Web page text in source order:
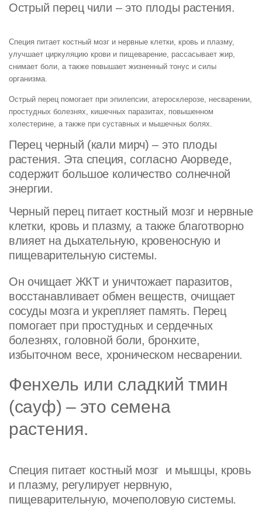
Острый перец чили – это плоды растения.
Специя питает костный мозг и нервные клетки, кровь и плазму,
улучшает циркуляцию крови и пищеварение, рассасывает жир,
снимает боли, а также повышает жизненный тонус и силы
организма.
Острый перец помогает при эпилепсии, атеросклерозе, несварении,
простудных болезнях, кишечных паразитах, повышенном
холестерине, а также при суставных и мышечных болях.
Перец черный (кали мирч) – это плоды
растения. Эта специя, согласно Аюрведе,
содержит большое количество солнечной
энергии.
Черный перец питает костный мозг и нервные
клетки, кровь и плазму, а также благотворно
влияет на дыхательную, кровеносную и
пищеварительную системы.
Он очищает ЖКТ и уничтожает паразитов,
восстанавливает обмен веществ, очищает
сосуды мозга и укрепляет память. Перец
помогает при простудных и сердечных
болезнях, головной боли, бронхите,
избыточном весе, хроническом несварении.
Фенхель или сладкий тмин
(сауф) – это семена
растения.
Специя питает костный мозг и мышцы, кровь
и плазму, регулирует нервную,
пищеварительную, мочеполовую системы.